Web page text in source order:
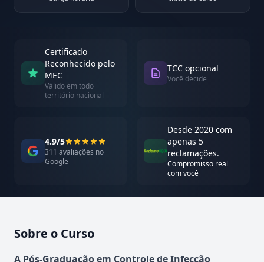
Certificado
Reconhecido pelo
MEC
Válido em todo
território nacional
TCC opcional
Você decide
4.9/5
311 avaliações no
Google
Desde 2020 com
apenas 5
reclamações.
Compromisso real
com você
Sobre o Curso
Atualizado em abril de 2026
A Pós-Graduação em Controle de Infecção